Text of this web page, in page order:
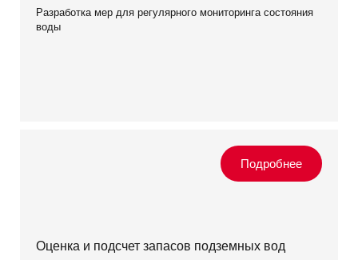
Разработка мер для регулярного мониторинга состояния
воды
Оценка и подсчет запасов подземных вод